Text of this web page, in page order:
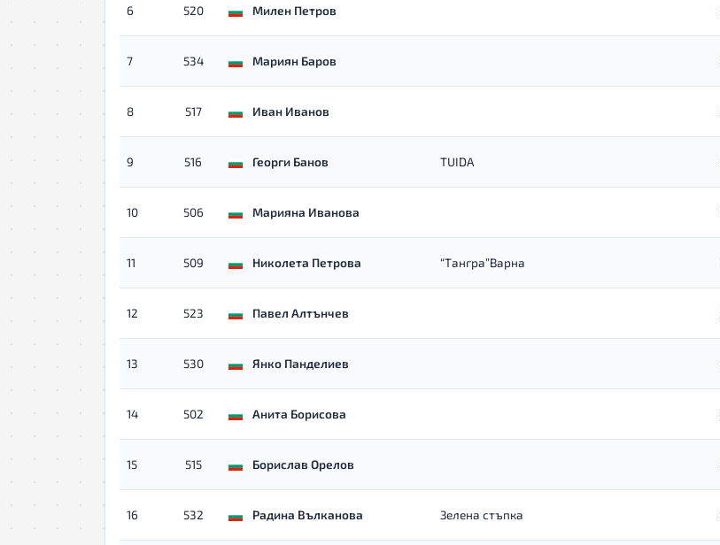
6 520 Милен Петров
7 534 Мариян Баров
8 517 Иван Иванов
9 516 Георги Банов TUIDA
10 506 Марияна Иванова
11 509 Николета Петрова “Тангра”Варна
12 523 Павел Алтънчев
13 530 Янко Панделиев
14 502 Анита Борисова
15 515 Борислав Орелов
16 532 Радина Вълканова Зелена стъпка